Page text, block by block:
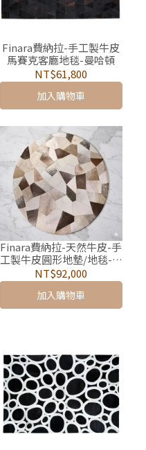
Finara費納拉-手工製牛皮
馬賽克客廳地毯-曼哈頓
NT$61,800
加入購物車
Finara費納拉-天然牛皮-手
工製牛皮圓形地墊/地毯-挪
威森林 陶朱隱園同款 最後
一組
NT$92,000
加入購物車